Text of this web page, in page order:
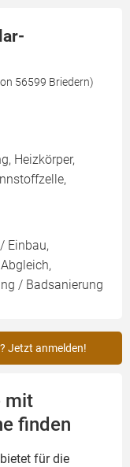
56599 Briedern)
Heizkörper,
Einbau,
/ Badsanierung
Jetzt anmelden!
mit
finden
für die